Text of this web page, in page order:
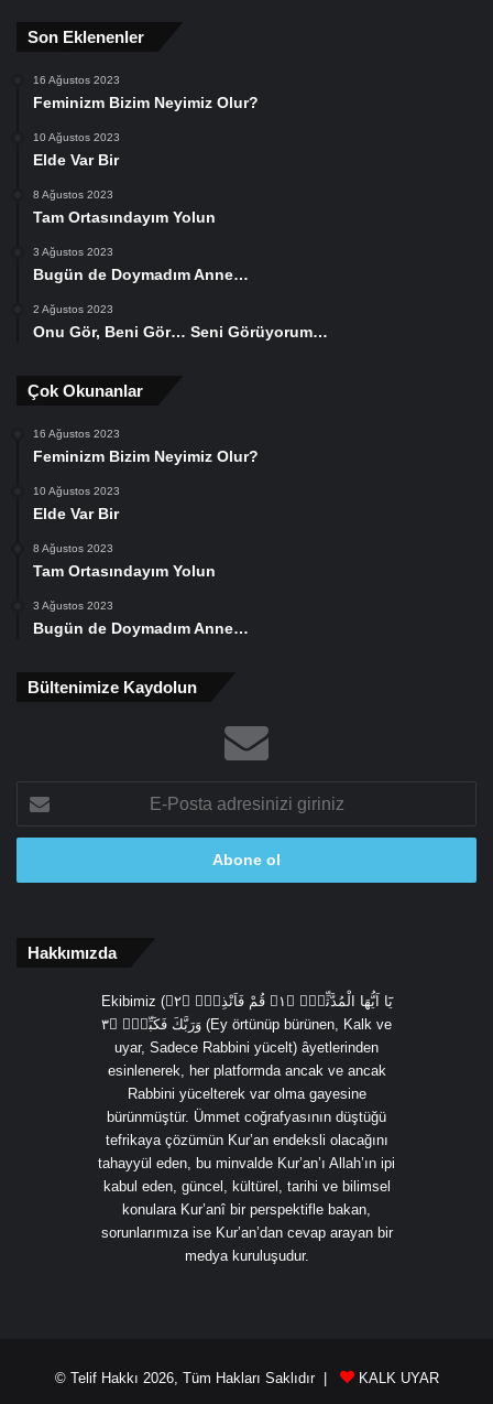
Son Eklenenler
16 Ağustos 2023
Feminizm Bizim Neyimiz Olur?
10 Ağustos 2023
Elde Var Bir
8 Ağustos 2023
Tam Ortasındayım Yolun
3 Ağustos 2023
Bugün de Doymadım Anne…
2 Ağustos 2023
Onu Gör, Beni Gör… Seni Görüyorum…
Çok Okunanlar
16 Ağustos 2023
Feminizm Bizim Neyimiz Olur?
10 Ağustos 2023
Elde Var Bir
8 Ağustos 2023
Tam Ortasındayım Yolun
3 Ağustos 2023
Bugün de Doymadım Anne…
Bültenimize Kaydolun
Posta
adresinizi
Hakkımızda
Ekibimiz (يَٓا اَيُّهَا الْمُدَّثِّرُۙ ﴿١﴾ قُمْ فَاَنْذِرْۙ ﴿٢﴾
وَرَبَّكَ فَكَبِّرْۙ ﴿٣ (Ey örtünüp bürünen, Kalk ve
uyar, Sadece Rabbini yücelt) âyetlerinden
esinlenerek, her platformda ancak ve ancak
Rabbini yücelterek var olma gayesine
bürünmüştür. Ümmet coğrafyasının düştüğü
tefrikaya çözümün Kur’an endeksli olacağını
tahayyül eden, bu minvalde Kur’an’ı Allah’ın ipi
kabul eden, güncel, kültürel, tarihi ve bilimsel
konulara Kur’anî bir perspektifle bakan,
sorunlarımıza ise Kur’an’dan cevap arayan bir
medya kuruluşudur.
© Telif Hakkı 2026, Tüm Hakları Saklıdır | KALK UYAR